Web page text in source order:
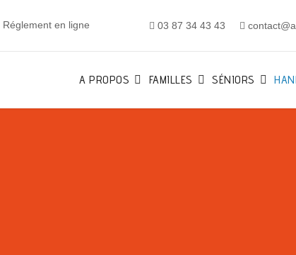
Réglement en ligne 03 87 34 43 43
A PROPOS FAMILLES SÉNIORS